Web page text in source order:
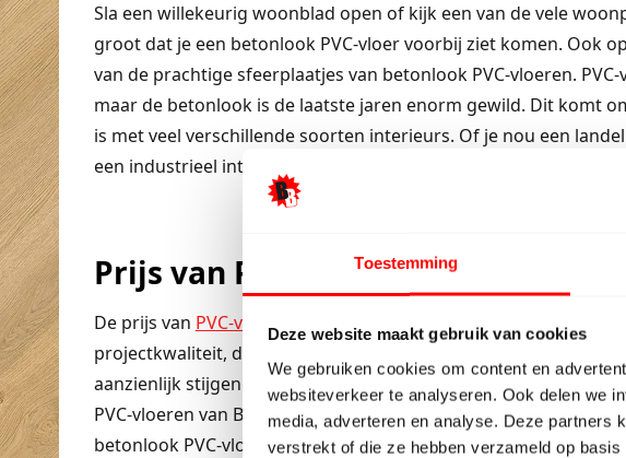
Toestemming
Deze website maakt gebruik van cookies
We gebruiken cookies om content en
websiteverkeer te analyseren. Ook delen we
media, adverteren en analyse. Deze partners
verstrekt of die ze hebben verzameld op
Sla een willekeurig woonblad open of kijk een van de vele
groot dat je een betonlook PVC-vloer voorbij ziet komen. Ook
van de prachtige sfeerplaatjes van betonlook PVC-vloeren.
maar de betonlook is de laatste jaren enorm gewild. Dit komt
is met veel verschillende soorten interieurs. Of je nou een
een industrieel interieur hebt; een betonlook PVC-vloer past
Prijs van PVC-vloer met betonlook
De prijs van PVC-vloeren
met betonlook kan variëren. Dit ligt
projectkwaliteit, dan heeft de vloer een dikkere slijtlaag en zal
aanzienlijk stijgen. De meest gekozen PVC-vloeren hebben een
PVC-vloeren van BeBo Parket met betonlook hebben
betonlook PVC-vloeren hebben dus een lange levensduur en je